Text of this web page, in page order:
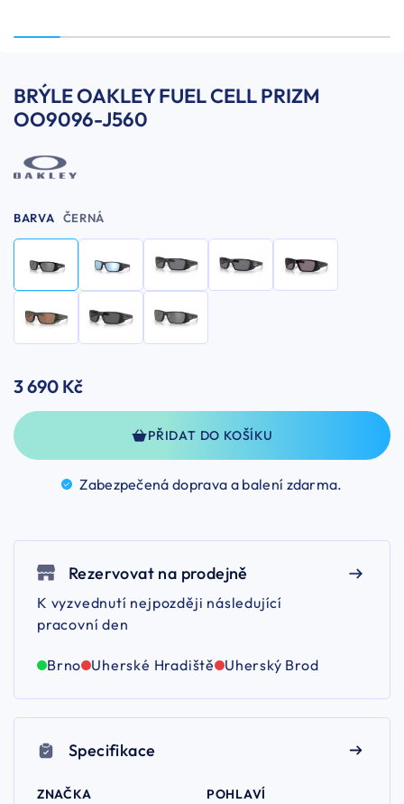
BRÝLE OAKLEY FUEL CELL PRIZM
OO9096-J560
BARVA ČERNÁ
3 690 Kč
PŘIDAT DO KOŠÍKU
Zabezpečená doprava a balení zdarma.
Rezervovat na prodejně
K vyzvednutí nejpozději následující
pracovní den
Brno Uherské Hradiště Uherský Brod
Specifikace
ZNAČKA POHLAVÍ